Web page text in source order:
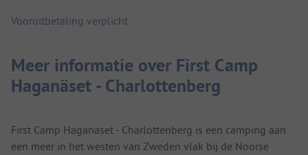
Vooruitbetaling verplicht
Meer informatie over First Camp
Haganäset - Charlottenberg
First Camp Haganäset - Charlottenberg is een camping aan
een meer in het westen van Zweden vlak bij de Noorse